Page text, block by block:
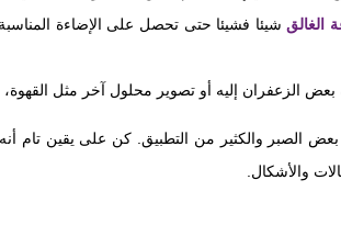
الغالقشيئا فشيئا حتى تحصل على الإضاءة
بعض الزعفران إليه أو تصوير محلول آخر مثل
الصبر والكثير من التطبيق. كن على يقين تام أنه
والأشكال.